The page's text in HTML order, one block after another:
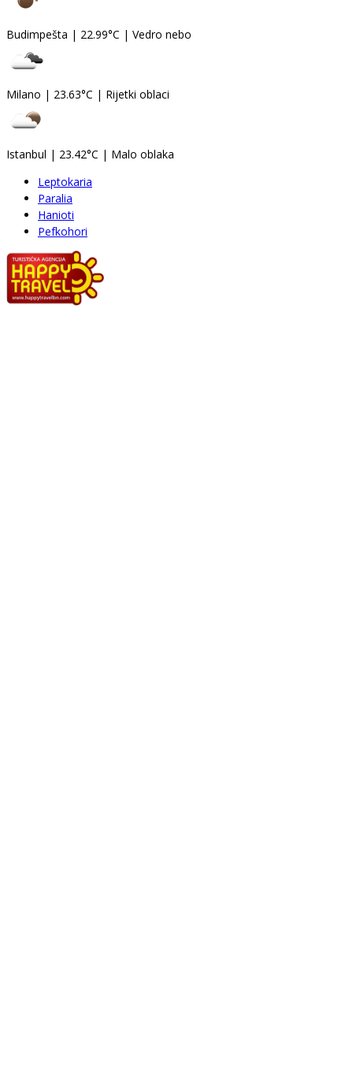
Budimpešta | 22.99°C | Vedro nebo
Milano | 23.63°C | Rijetki oblaci
Istanbul | 23.42°C | Malo oblaka
Leptokaria
Paralia
Hanioti
Pefkohori